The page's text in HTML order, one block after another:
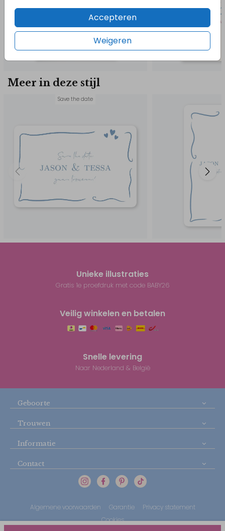
Accepteren
Weigeren
Meer in deze stijl
Save the date
Unieke illustraties
Gratis 1e proefdruk met code BABY26
Veilig winkelen en betalen
Snelle levering
Naar Nederland & België
Geboorte
Trouwen
Informatie
Contact
Algemene voorwaarden Garantie
Privacy statement
Cookies